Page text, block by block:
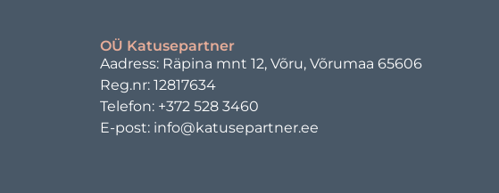
OÜ Katusepartner
Aadress: Räpina mnt 12, Võru, Võrumaa 65606
Reg.nr: 12817634
Telefon: +372 528 3460
E-post: info@katusepartner.ee